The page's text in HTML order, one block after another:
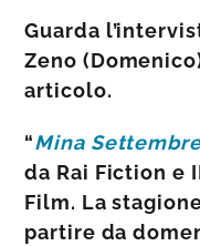
Guarda
Zeno
articolo.
“Mina
da Rai Fiction e
Film. La
partire da